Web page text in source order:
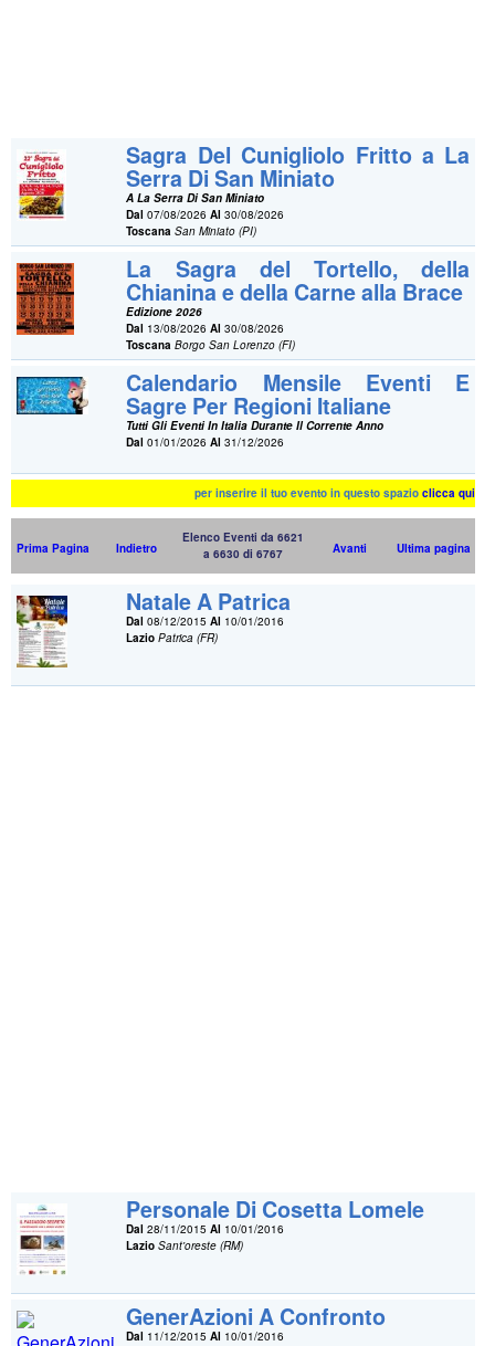
Sagra Del Cunigliolo Fritto a La
Serra Di San Miniato
A La Serra Di San Miniato
Dal 07/08/2026Al 30/08/2026
Toscana San Miniato (PI)
La Sagra del Tortello, della
Chianina e della Carne alla Brace
Edizione 2026
Dal 13/08/2026Al 30/08/2026
Toscana Borgo San Lorenzo (FI)
Calendario Mensile Eventi E
Sagre Per Regioni Italiane
Tutti Gli Eventi In Italia Durante Il Corrente Anno
Dal 01/01/2026Al 31/12/2026
per inserire il tuo evento in questo spazioclicca qui
Prima Pagina Indietro
Elenco Eventi da 6621
a 6630 di 6767
Avanti Ultima pagina
Natale A Patrica
Dal 08/12/2015Al 10/01/2016
Lazio Patrica (FR)
Personale Di Cosetta Lomele
Dal 28/11/2015Al 10/01/2016
Lazio Sant'oreste (RM)
GenerAzioni A Confronto
Dal 11/12/2015Al 10/01/2016